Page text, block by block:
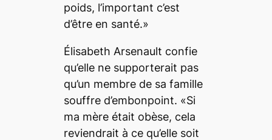
poids, l’important c’est
d’être en santé.»
Élisabeth Arsenault confie
qu’elle ne supporterait pas
qu’un membre de sa famille
souffre d’embonpoint. «Si
ma mère était obèse, cela
reviendrait à ce qu’elle soit